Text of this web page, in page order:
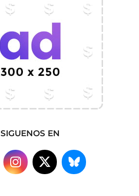
SIGUENOS EN